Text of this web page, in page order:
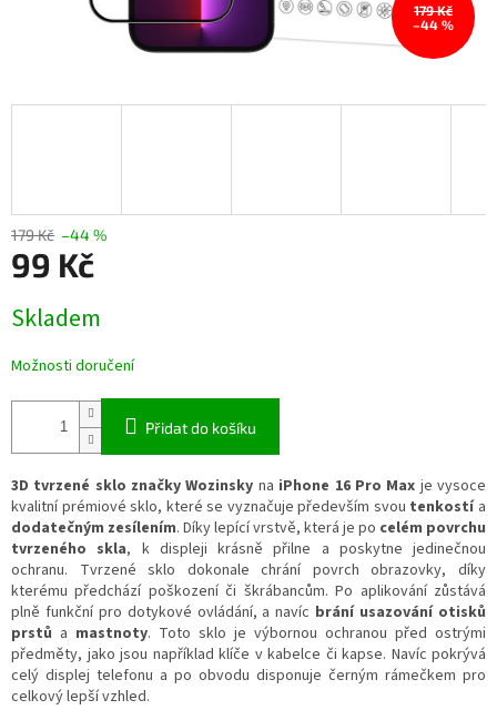
179 Kč
–44 %
179 Kč –44 %
99 Kč
cena:
Skladem
Možnosti doručení
Přidat do košíku
3D tvrzené sklo značky Wozinsky na iPhone 16 Pro Max je vysoce
kvalitní prémiové sklo, které se vyznačuje především svou tenkostía
dodatečným zesílením. Díky lepící vrstvě, která je po celém povrchu
tvrzeného skla, k displeji krásně přilne a poskytne jedinečnou
ochranu. Tvrzené sklo dokonale chrání povrch obrazovky, díky
kterému předchází poškození či škrábancům. Po aplikování zůstává
plně funkční pro dotykové ovládání, a navíc brání usazování otisků
prstů a mastnoty. Toto sklo je výbornou ochranou před ostrými
předměty, jako jsou například klíče v kabelce či kapse. Navíc pokrývá
celý displej telefonu a po obvodu disponuje černým rámečkem pro
celkový lepší vzhled.